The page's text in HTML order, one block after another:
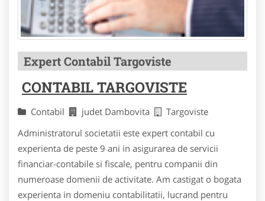
Expert Contabil Targoviste
CONTABIL TARGOVISTE
Contabil judet Dambovita
Targoviste
Administratorul societatii este expert contabil cu
experienta de peste 9 ani in asigurarea de servicii
financiar-contabile si fiscale, pentru companii din
numeroase domenii de activitate. Am castigat o bogata
experienta in domeniu contabilitatii, lucrand pentru